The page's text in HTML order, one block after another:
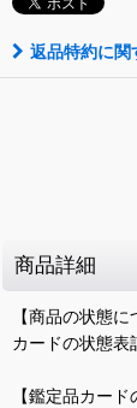
返品特約に関
商品詳細
【商品の状態
カードの状態表
【鑑定品カード